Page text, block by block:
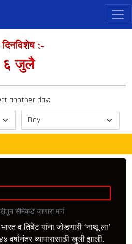
:-
६ जुलै
another day:
सीमेकडे जाणारा मार्ग
व तिबेट यांना जोडणारी ‘नाथू ला’
व्यापारासाठी खुली झाली.